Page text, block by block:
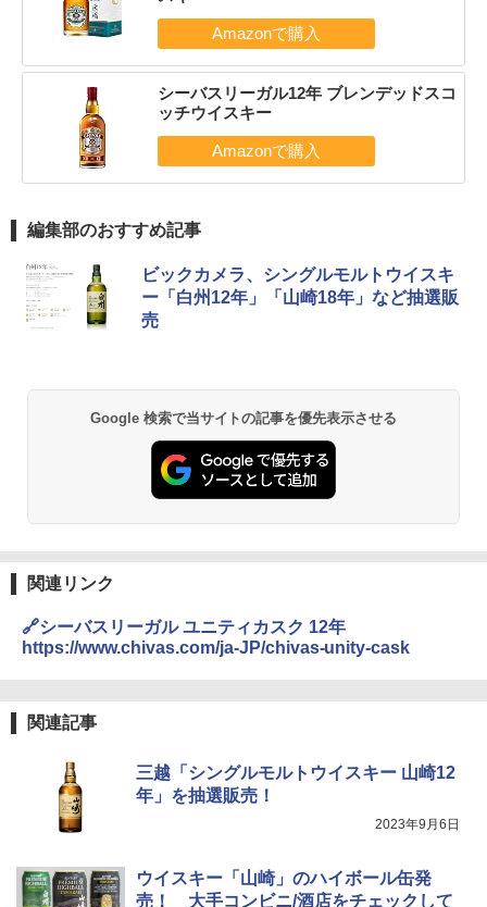
シーバスリーガル12年 ブレンデッドスコ
ッチウイスキー
編集部のおすすめ記事
ビックカメラ、シングルモルトウイスキ
ー「白州12年」「山崎18年」など抽選販
売
Google 検索で当サイトの記事を優先表示させる
関連リンク
🔗シーバスリーガル ユニティカスク 12年
https://www.chivas.com/ja-JP/chivas-unity-cask
関連記事
三越「シングルモルトウイスキー 山崎12
年」を抽選販売！
2023年9月6日
ウイスキー「山崎」のハイボール缶発
売！ 大手コンビニ/酒店をチェックして